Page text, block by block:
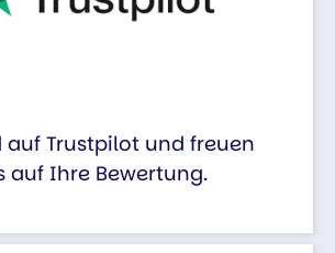
auf Trustpilot und freuen
auf Ihre Bewertung.